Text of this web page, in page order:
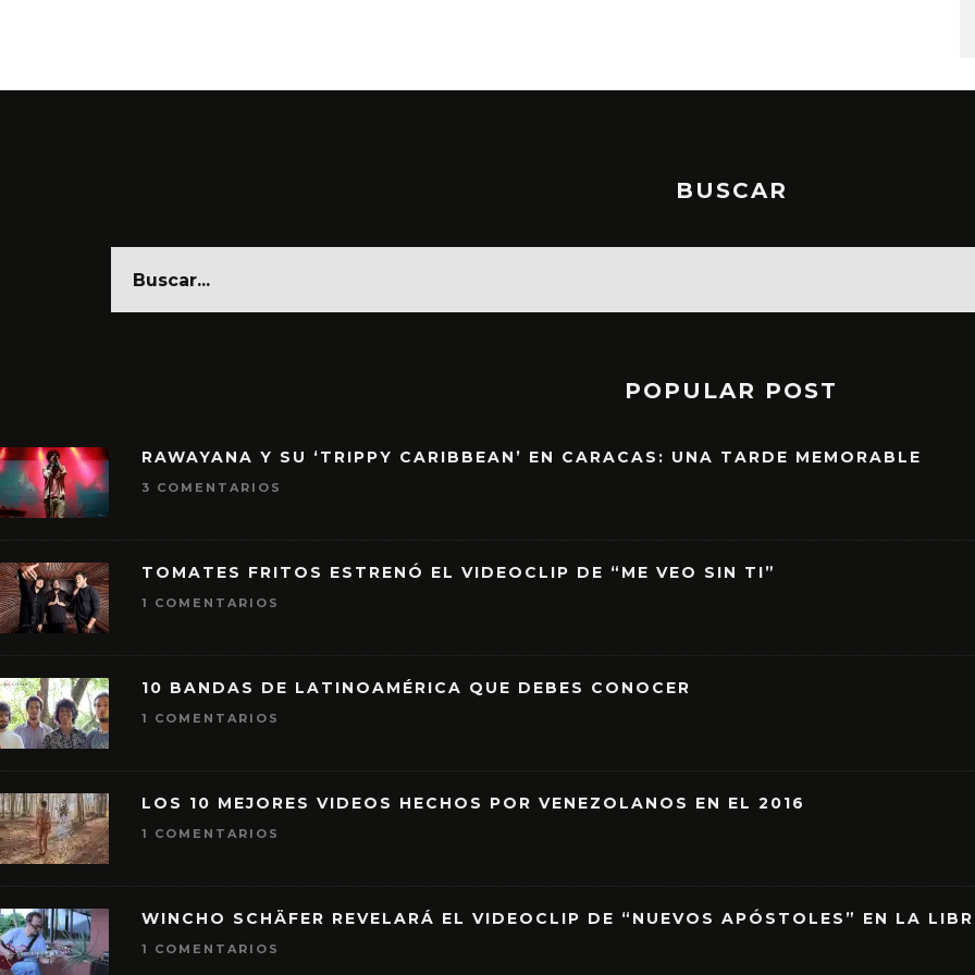
BUSCAR
POPULAR POST
RAWAYANA Y SU ‘TRIPPY CARIBBEAN’ EN CARACAS: UNA TARDE MEMORABLE
3 COMENTARIOS
TOMATES FRITOS ESTRENÓ EL VIDEOCLIP DE “ME VEO SIN TI”
1 COMENTARIOS
10 BANDAS DE LATINOAMÉRICA QUE DEBES CONOCER
1 COMENTARIOS
LOS 10 MEJORES VIDEOS HECHOS POR VENEZOLANOS EN EL 2016
1 COMENTARIOS
WINCHO SCHÄFER REVELARÁ EL VIDEOCLIP DE “NUEVOS APÓSTOLES” EN LA
1 COMENTARIOS